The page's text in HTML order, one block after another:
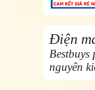
Điện
nguyên